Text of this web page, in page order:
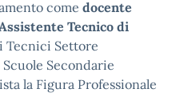
come docente
Tecnico di
Tecnici Settore
Secondarie
la Figura Professionale